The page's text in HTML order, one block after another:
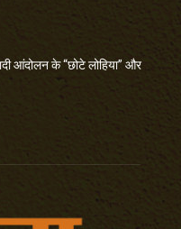
आंदोलन के “छोटे लोहिया” और